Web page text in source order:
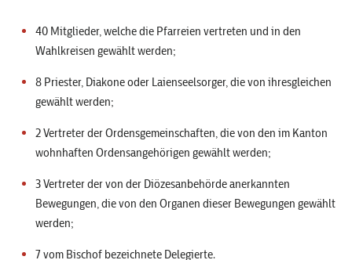
40 Mitglieder, welche die Pfarreien vertreten und in den
Wahlkreisen gewählt werden;
8 Priester, Diakone oder Laienseelsorger, die von ihresgleichen
gewählt werden;
2 Vertreter der Ordensgemeinschaften, die von den im Kanton
wohnhaften Ordensangehörigen gewählt werden;
3 Vertreter der von der Diözesanbehörde anerkannten
Bewegungen, die von den Organen dieser Bewegungen gewählt
werden;
7 vom Bischof bezeichnete Delegierte.